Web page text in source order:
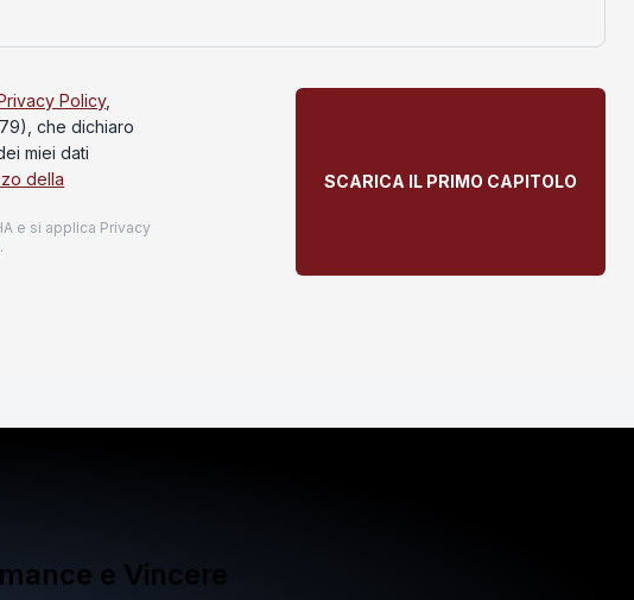
Policy,
che dichiaro
miei dati
della
e si applica Privacy
SCARICA IL PRIMO CAPITOLO
e Vincere